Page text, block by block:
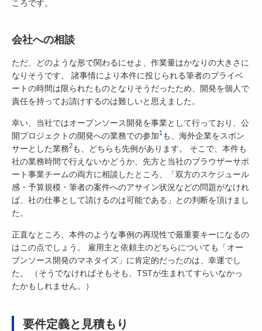
ころです。
会社への相談
ただ、どのような形で関わるにせよ、作業量はかなりの大きさに
なりそうです。 諸事情により本件に投じられる筆者のプライベ
ートの時間は限られたものとなりそうだったため、開発を個人で
責任を持ってお請けするのは難しいと思えました。
幸い、当社ではオープンソース開発を事業として行っており、公
開プロジェクトの開発への業務での参加1 も、海外企業をスポン
サーとした業務2も、どちらも先例があります。 そこで、本件も
社の業務時間で行えないかどうか、先方と当社のブラウザーサポ
ート事業チームの両方に相談したところ、「双方のスケジュール
感・予算規模・筆者の案件へのアサイン状況などの問題がなけれ
ば、社の仕事として請けるのは可能である」との判断を頂けまし
た。
正直なところ、本件のような事例の再現性で最重要キーになるの
はこの点でしょう。 雇用主と依頼主のどちらについても「オー
プンソース開発のマネタイズ」に肯定的だったのは、幸運でし
た。 （そうでなければそもそも、TSTが生まれてすらいなかっ
たかもしれません。）
要件定義と見積もり